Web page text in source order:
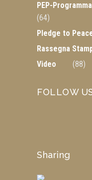
PEP-
(64)
Pledge to
Rassegna
Video
(88)
FOLLOW
Sharing